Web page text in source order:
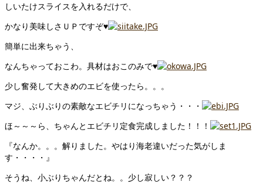
しいたけスライスを入れるだけで、
かなり美味しさＵＰですぞ♥
簡単に出来ちゃう、
なんちゃっておこわ。具材はおこのみで♥
少し奮発して大きめのエビを使ったら。。。
マジ、ぶりぶりの素敵なエビチリになっちゃう・・・
ほ～～～ら、ちゃんとエビチリ定食完成しました！！！
『なんか。。。解りました。やはり海老違いだった気がしま
す・・・・』
そうね、小ぶりちゃんだとね。。少し寂しい？？？